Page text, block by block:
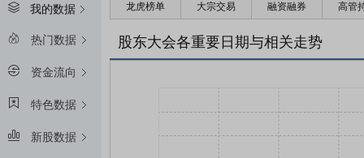
我的数据
热门数据
资金流向
特色数据
新股数据
龙虎榜单 大宗交易 融资融券 高管
股东大会各重要日期与相关走势